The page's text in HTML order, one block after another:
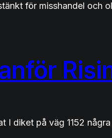
för misshandel och
I diket på väg 1152